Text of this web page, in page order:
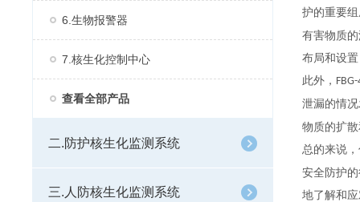
6.生物报警器
7.核生化控制中心
查看全部产品
二.防护核生化监测系统
三.人防核生化监测系统
护的重要
有害物质
布局和设
此外，
泄漏的情
物质的扩
总的来说
安全防护
地了解和